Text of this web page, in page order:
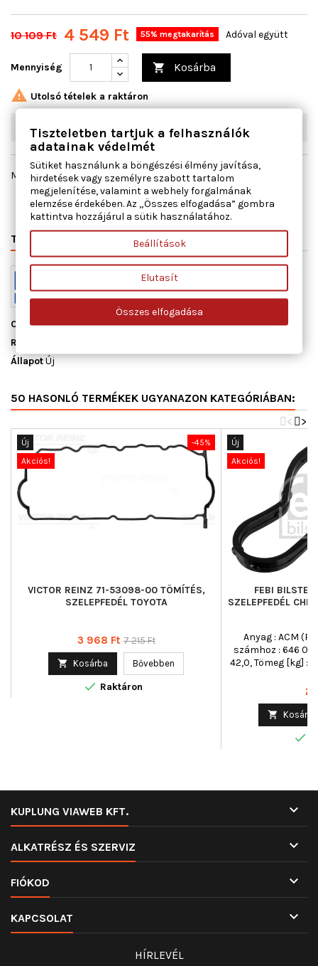
10 109 Ft 4 549 Ft 55% megtakarítás Adóval együtt
Mennyiség  Kosárba
 Utolsó tételek a raktáron
W03 3db
Megosztás
TERMÉK RÉSZLETEI VÁLTÓSZÁMOK
Cikkszám11110400
Raktáron
ÁllapotÚj
50 HASONLÓ TERMÉKEK UGYANAZON KATEGÓRIÁBAN:
>
<
-45%
Új
Akciós!
VICTOR REINZ 71-53098-00 TÖMÍTÉS,
SZELEPFEDÉL TOYOTA
Ár
3 968 Ft Normál
7 215 Ft
 Kosárba Bővebben
 Raktáron
Új
Akciós!
FEBI
SZELEPFEDÉL
Anyag : ACM
számhoz : 646
42,0, Tömeg [kg] :
Ár2
 Kosárba

KUPLUNG VIAWEB KFT. 
ALKATRÉSZ ÉS SZERVIZ 
FIÓKOD 
KAPCSOLAT 
HÍRLEVÉL
Tiszteletben tartjuk a felhasználók
adatainak védelmét
Sütiket használunk a böngészési élmény javítása,
hirdetések vagy személyre szabott tartalom
megjelenítése, valamint a webhely forgalmának
elemzése érdekében. Az „Összes elfogadása” gombra
kattintva hozzájárul a sütik használatához.
Beállítások
Elutasít
Összes elfogadása